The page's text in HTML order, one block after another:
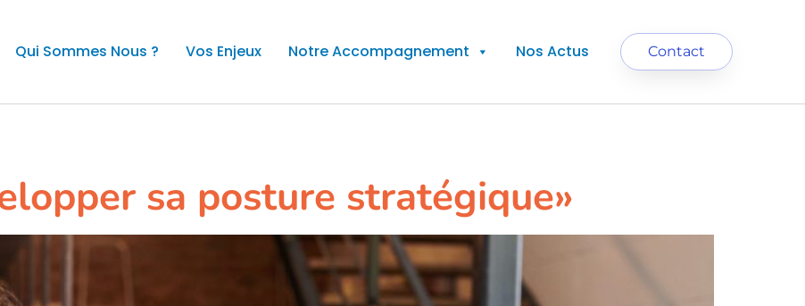
Qui Sommes Nous ? Vos Enjeux Notre Accompagnement Nos Actus Contact
sa posture stratégique»